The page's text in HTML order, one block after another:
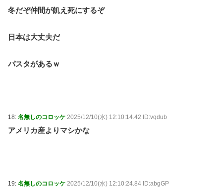
冬だぞ仲間が飢え死にするぞ
日本は大丈夫だ
パスタがあるｗ
18: 名無しのコロッケ 2025/12/10(水) 12:10:14.42 ID:vqdub
アメリカ産よりマシかな
19: 名無しのコロッケ 2025/12/10(水) 12:10:24.84 ID:abgGP